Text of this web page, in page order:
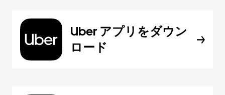
Uber アプリをダウン
ロード